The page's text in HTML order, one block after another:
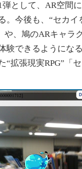
として、AR空間
。今後も、“セカ
や、鳩のARキャ
験できるようにな
“拡張現実RPG”「